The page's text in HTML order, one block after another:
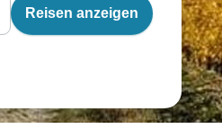
Reisen anzeigen